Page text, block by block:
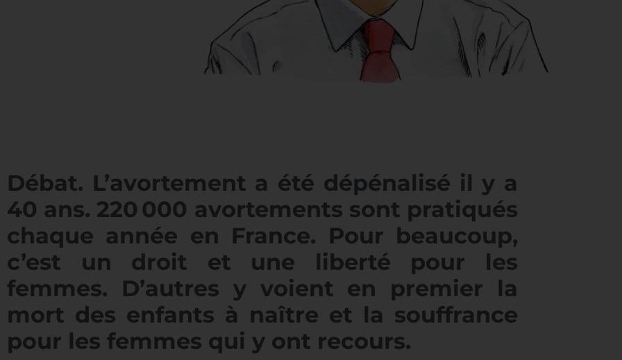
Débat. L’avortement a été dépénalisé il y a
40 ans. 220 000 avortements sont pratiqués
chaque année en France. Pour beaucoup,
c’est un droit et une liberté pour les
femmes. D’autres y voient en premier la
mort des enfants à naître et la souffrance
pour les femmes qui y ont recours.